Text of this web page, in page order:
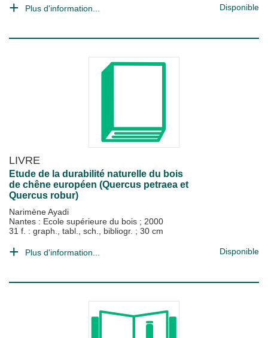
Plus d'information... Disponible
LIVRE
Etude de la durabilité naturelle du bois
de chêne européen (Quercus petraea et
Quercus robur)
Narimène Ayadi
Nantes : Ecole supérieure du bois ; 2000
31 f. : graph., tabl., sch., bibliogr. ; 30 cm
Plus d'information... Disponible